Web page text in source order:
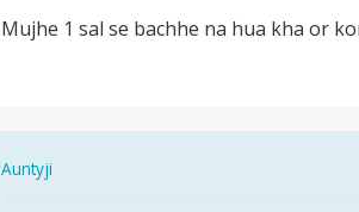
Mujhe
na
Mujhe 1 sal se bachhe na hua kha or
Auntyji